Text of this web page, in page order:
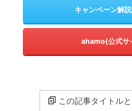
キャンペーン解
ahamo(公式サ
この記事タイトル